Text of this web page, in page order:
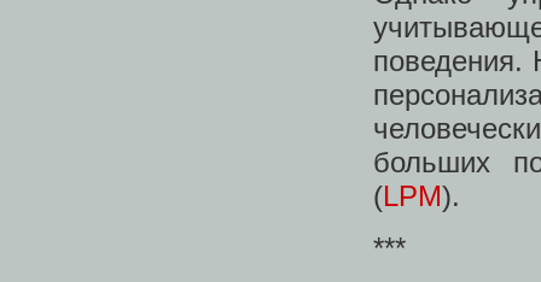
поведения.
больших
(LPM).
***